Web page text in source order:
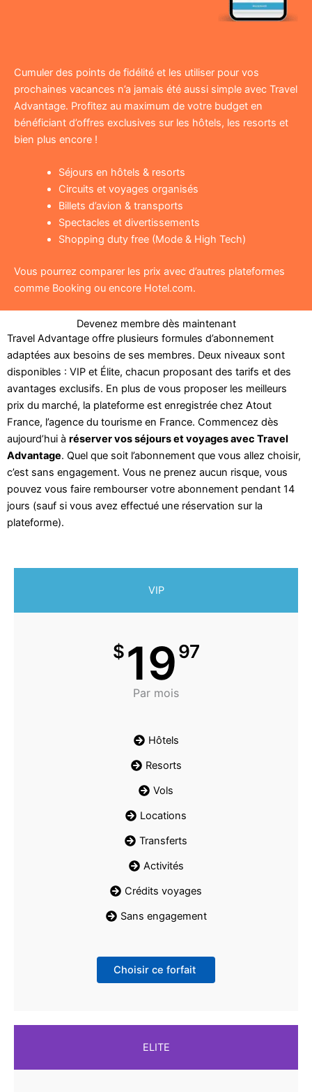
Cumuler des points de fidélité et les utiliser pour vos
prochaines vacances n’a jamais été aussi simple avec Travel
Advantage. Profitez au maximum de votre budget en
bénéficiant d’offres exclusives sur les hôtels, les resorts et
bien plus encore !
Séjours en hôtels & resorts
Circuits et voyages organisés
Billets d’avion & transports
Spectacles et divertissements
Shopping duty free (Mode & High Tech)
Vous pourrez comparer les prix avec d’autres plateformes
comme Booking ou encore Hotel.com.
Devenez membre dès maintenant
Travel Advantage offre plusieurs formules d’abonnement
adaptées aux besoins de ses membres. Deux niveaux sont
disponibles : VIP et Élite, chacun proposant des tarifs et des
avantages exclusifs. En plus de vous proposer les meilleurs
prix du marché, la plateforme est enregistrée chez Atout
France, l’agence du tourisme en France. Commencez dès
aujourd’hui à réserver vos séjours et voyages avec Travel
Advantage. Quel que soit l’abonnement que vous allez choisir,
c’est sans engagement. Vous ne prenez aucun risque, vous
pouvez vous faire rembourser votre abonnement pendant 14
jours (sauf si vous avez effectué une réservation sur la
plateforme).
VIP
$1997
Par mois
Hôtels
Resorts
Vols
Locations
Transferts
Activités
Crédits voyages
Sans engagement
Choisir ce forfait
ELITE